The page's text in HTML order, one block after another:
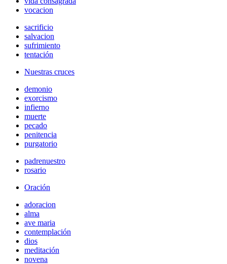
vocacion
sacrificio
salvacion
sufrimiento
tentación
Nuestras cruces
demonio
exorcismo
infierno
muerte
pecado
penitencia
purgatorio
padrenuestro
rosario
Oración
adoracion
alma
ave maria
contemplación
dios
meditación
novena